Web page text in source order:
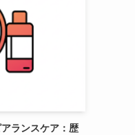
ランスケア：歴